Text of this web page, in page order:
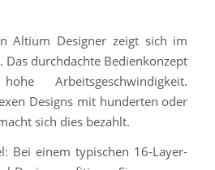
Altium Designer zeigt sich im
Das durchdachte Bedienkonzept
Arbeitsgeschwindigkeit.
Designs mit hunderten oder
sich dies bezahlt.
Bei einem typischen 16-Layer-